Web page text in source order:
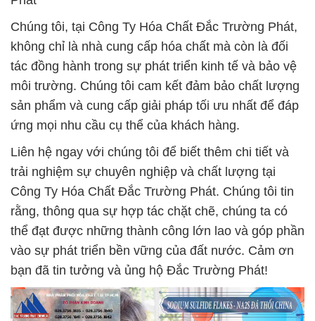
Chúng tôi, tại Công Ty Hóa Chất Đắc Trường Phát,
không chỉ là nhà cung cấp hóa chất mà còn là đối
tác đồng hành trong sự phát triển kinh tế và bảo vệ
môi trường. Chúng tôi cam kết đảm bảo chất lượng
sản phẩm và cung cấp giải pháp tối ưu nhất để đáp
ứng mọi nhu cầu cụ thể của khách hàng.
Liên hệ ngay với chúng tôi để biết thêm chi tiết và
trải nghiệm sự chuyên nghiệp và chất lượng tại
Công Ty Hóa Chất Đắc Trường Phát. Chúng tôi tin
rằng, thông qua sự hợp tác chặt chẽ, chúng ta có
thể đạt được những thành công lớn lao và góp phần
vào sự phát triển bền vững của đất nước. Cảm ơn
bạn đã tin tưởng và ủng hộ Đắc Trường Phát!